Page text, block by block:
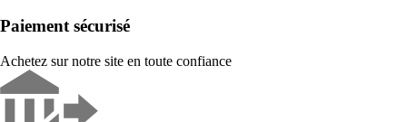
Paiement sécurisé
Achetez sur notre site en toute confiance